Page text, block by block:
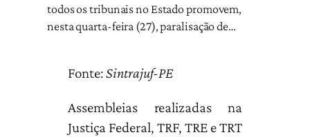
todos os tribunais no Estado promovem,
nesta quarta-feira (27), paralisação de…
Fonte:Sintrajuf-PE
Assembleias realizadas na
Justiça Federal, TRF, TRE e TRT